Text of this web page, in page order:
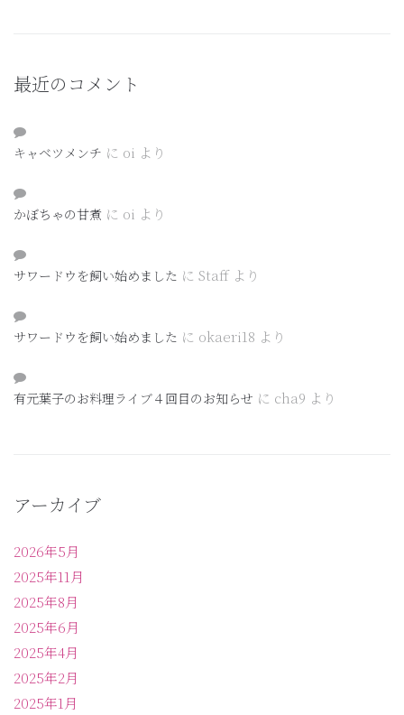
最近のコメント
キャベツメンチ に oi より
かぼちゃの甘煮 に oi より
サワードウを飼い始めました に Staffより
サワードウを飼い始めました に okaeri18 より
有元葉子のお料理ライブ４回目のお知らせ に cha9 より
アーカイブ
2026年5月
2025年11月
2025年8月
2025年6月
2025年4月
2025年2月
2025年1月